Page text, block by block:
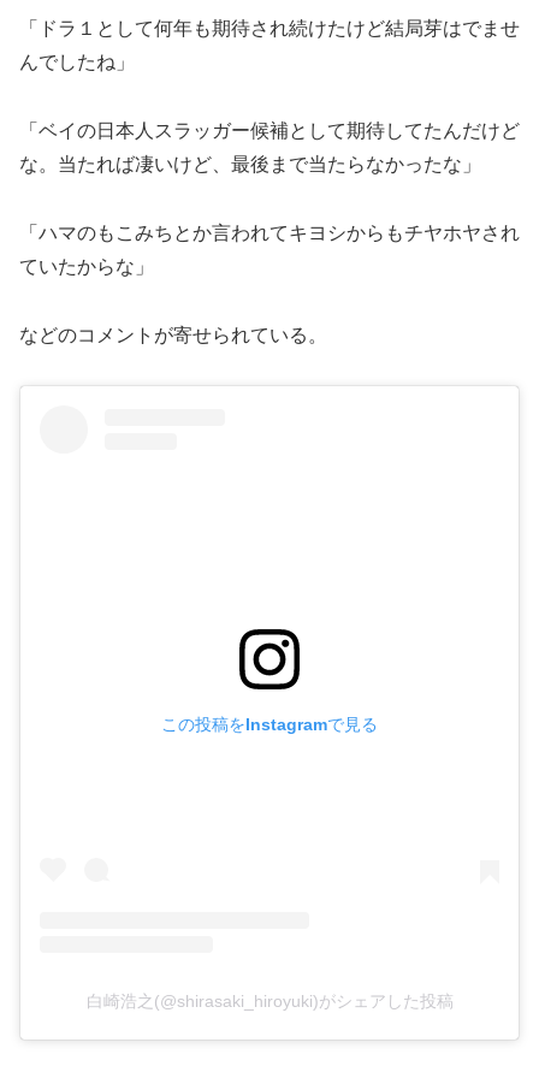
「ドラ１として何年も期待され続けたけど結局芽はでませ
んでしたね」
「ベイの日本人スラッガー候補として期待してたんだけど
な。当たれば凄いけど、最後まで当たらなかったな」
「ハマのもこみちとか言われてキヨシからもチヤホヤされ
ていたからな」
などのコメントが寄せられている。
この投稿をInstagramで見る
白崎浩之(@shirasaki_hiroyuki)がシェアした投稿